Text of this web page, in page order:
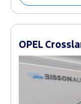
OPEL